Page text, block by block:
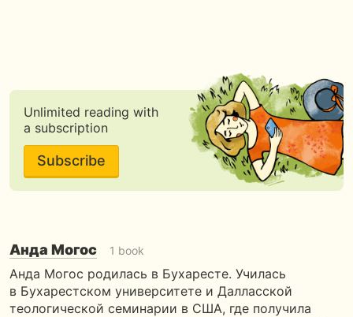
Unlimited reading with
a subscription
Subscribe
Анда Могос 1 book
Анда Могос родилась в Бухаресте. Училась
в Бухарестском университете и Далласской
теологической семинарии в США, где получила